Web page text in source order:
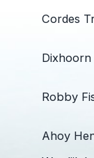
Cordes
Robby
Ahoy